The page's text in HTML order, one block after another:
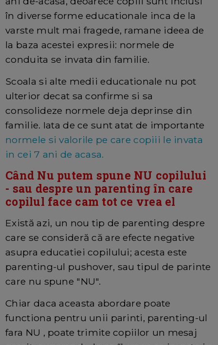
în diverse forme educationale inca de la
varste mult mai fragede, ramane ideea de
la baza acestei expresii: normele de
conduita se invata din familie.
Scoala si alte medii educationale nu pot
ulterior decat sa confirme si sa
consolideze normele deja deprinse din
familie. Iata de ce sunt atat de importante
normele si valorile pe care copiii le invata
in cei 7 ani de acasa.
Când Nu putem spune NU copilului
- sau despre un parenting în care
copilul face cam tot ce vrea el
Există azi, un nou tip de parenting despre
care se consideră că are efecte negative
asupra educatiei copilului; acesta este
parenting-ul pushover, sau tipul de parinte
care nu spune "NU".
Chiar daca aceasta abordare poate
functiona pentru unii parinti, parenting-ul
fara NU , poate trimite copiilor un mesaj